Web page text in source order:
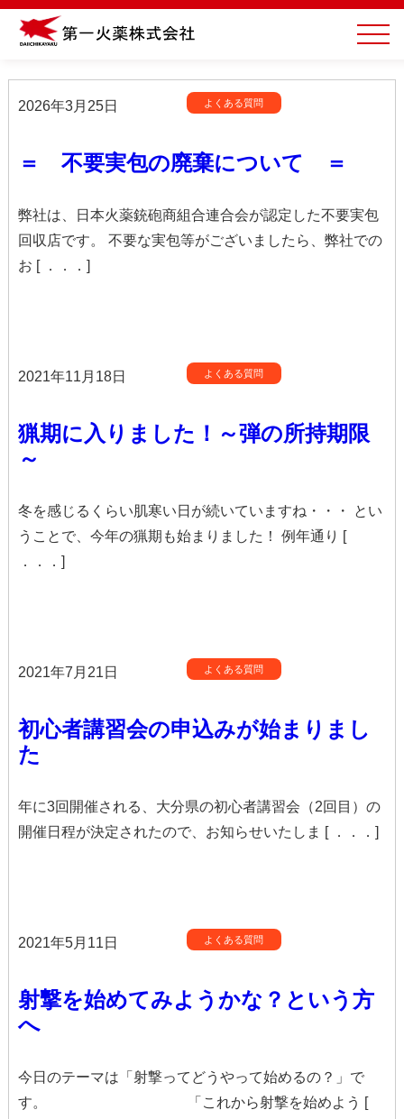
2026年3月25日 よくある質問
＝ 不要実包の廃棄について ＝
弊社は、日本火薬銃砲商組合連合会が認定した不要実包
回収店です。 不要な実包等がございましたら、弊社での
お [ ．．．]
2021年11月18日 よくある質問
猟期に入りました！～弾の所持期限
～
冬を感じるくらい肌寒い日が続いていますね・・・ とい
うことで、今年の猟期も始まりました！ 例年通り [
．．．]
2021年7月21日 よくある質問
初心者講習会の申込みが始まりまし
た
年に3回開催される、大分県の初心者講習会（2回目）の
開催日程が決定されたので、お知らせいたしま [ ．．．]
2021年5月11日 よくある質問
射撃を始めてみようかな？という方
へ
今日のテーマは「射撃ってどうやって始めるの？」で
す。 「これから射撃を始めよう [